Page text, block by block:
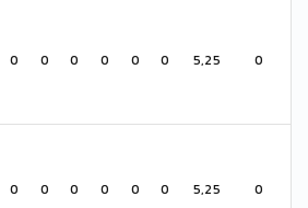
0 0 0 0 0 0 5,25 0
0 0 0 0 0 0 5,25 0